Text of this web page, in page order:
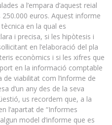
a l’empara d’aquest reial
euros. Aquest informe
en la qual es
i precisa, si les hipòtesis i
en l’elaboració del pla
econòmics i si les xifres que
en la informació comptable
viabilitat com l’informe de
d’un any des de la seva
us recordem que, a la
l’apartat de “Informes
model d’informe que es